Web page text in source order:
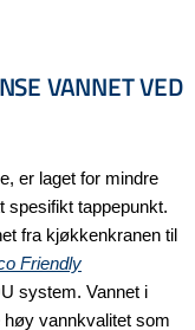
VANNET VED
er laget for mindre
spesifikt tappepunkt.
fra kjøkkenkranen til
Friendly
system. Vannet i
vannkvalitet som